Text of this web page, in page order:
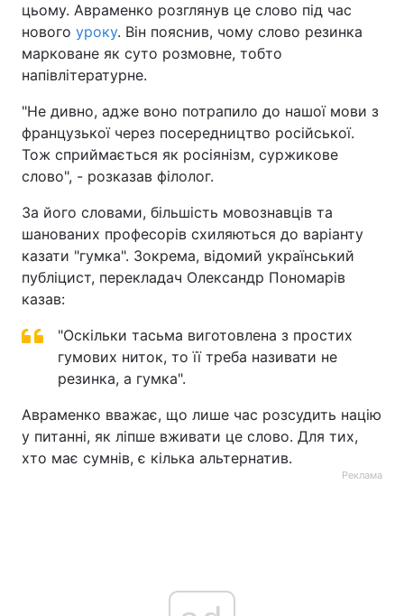
цьому. Авраменко розглянув це слово під час
нового уроку. Він пояснив, чому слово резинка
марковане як суто розмовне, тобто
напівлітературне.
"Не дивно, адже воно потрапило до нашої мови з
французької через посередництво російської.
Тож сприймається як росіянізм, суржикове
слово", - розказав філолог.
За його словами, більшість мовознавців та
шанованих професорів схиляються до варіанту
казати "гумка". Зокрема, відомий український
публіцист, перекладач Олександр Пономарів
казав:
"Оскільки тасьма виготовлена з простих
гумових ниток, то її треба називати не
резинка, а гумка".
Авраменко вважає, що лише час розсудить націю
у питанні, як ліпше вживати це слово. Для тих,
хто має сумнів, є кілька альтернатив.
Реклама